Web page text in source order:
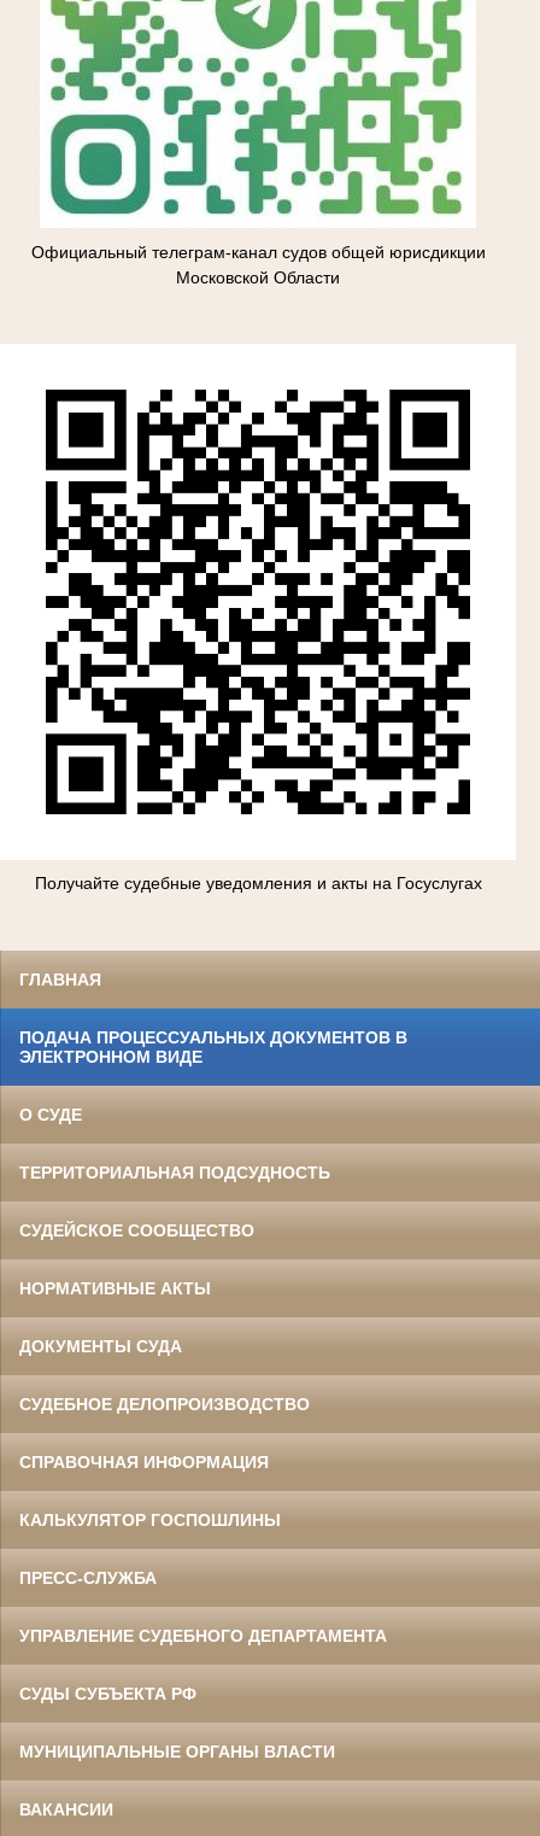
Официальный телеграм-канал судов общей юрисдикции
Московской Области
Получайте судебные уведомления и акты на Госуслугах
ГЛАВНАЯ
ПОДАЧА ПРОЦЕССУАЛЬНЫХ ДОКУМЕНТОВ В
ЭЛЕКТРОННОМ ВИДЕ
О СУДЕ
ТЕРРИТОРИАЛЬНАЯ ПОДСУДНОСТЬ
СУДЕЙСКОЕ СООБЩЕСТВО
НОРМАТИВНЫЕ АКТЫ
ДОКУМЕНТЫ СУДА
СУДЕБНОЕ ДЕЛОПРОИЗВОДСТВО
СПРАВОЧНАЯ ИНФОРМАЦИЯ
КАЛЬКУЛЯТОР ГОСПОШЛИНЫ
ПРЕСС-СЛУЖБА
УПРАВЛЕНИЕ СУДЕБНОГО ДЕПАРТАМЕНТА
СУДЫ СУБЪЕКТА РФ
МУНИЦИПАЛЬНЫЕ ОРГАНЫ ВЛАСТИ
ВАКАНСИИ